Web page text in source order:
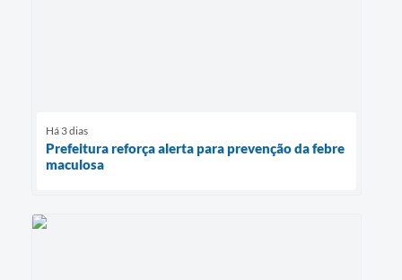
Há 3 dias
Prefeitura reforça alerta para prevenção da febre
maculosa